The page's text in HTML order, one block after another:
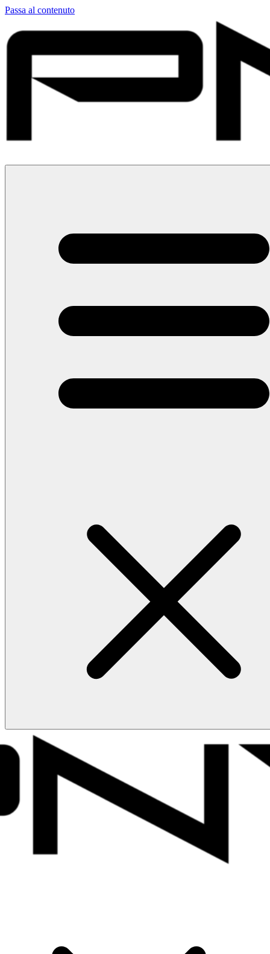
Passa al contenuto